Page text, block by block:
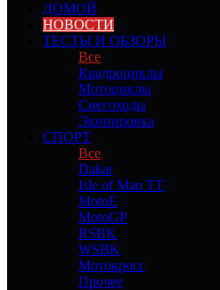
ДОМОЙ
НОВОСТИ
ТЕСТЫ И ОБЗОРЫ
Все
Квадроциклы
Мотоциклы
Снегоходы
Экипировка
СПОРТ
Все
Dakar
Isle of Man TT
MotoE
MotoGP
RSBK
WSBK
Мотокросс
Прочее